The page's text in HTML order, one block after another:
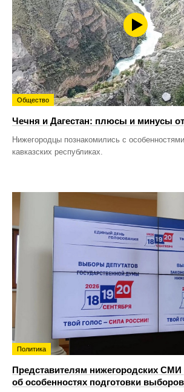
Общество
Чечня и Дагестан: плюсы и минусы
Нижегородцы познакомились с
кавказских республиках.
Политика
Представителям нижегородских СМИ
об особенностях подготовки выборов